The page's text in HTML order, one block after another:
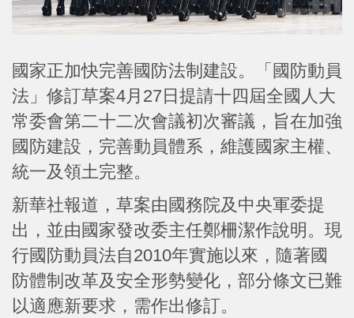
國家正加快完善國防法制建設。「國防動員
法」修訂草案4月27日提請十四屆全國人大
常委會第二十二次會議初次審議，旨在加強
國防建設，完善動員體系，維護國家主權、
統一及領土完整。
新華社報道，草案由國務院及中央軍委提
出，並由國家發改委主任鄭柵潔作說明。現
行國防動員法自2010年實施以來，隨著國
防體制改革及安全形勢變化，部分條文已難
以適應新要求，需作出修訂。